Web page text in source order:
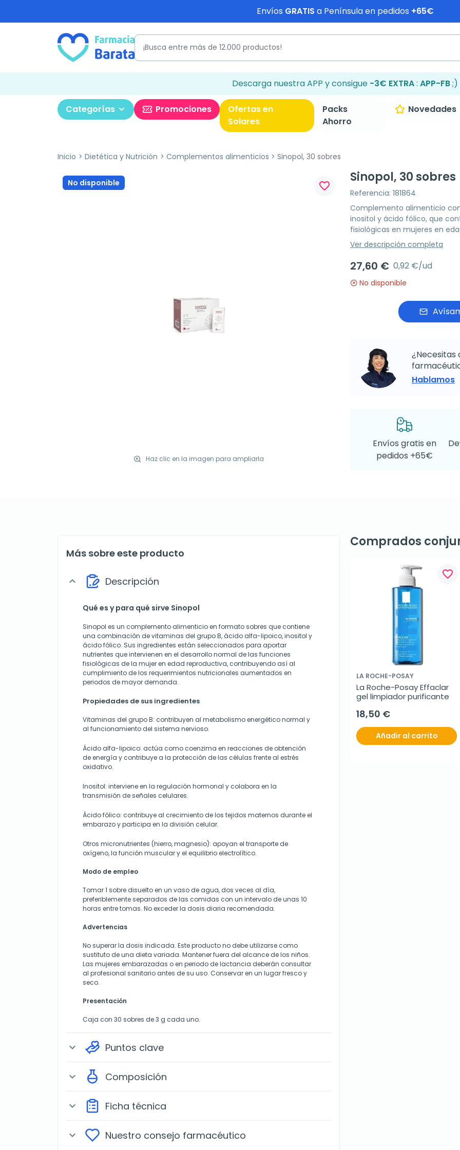
Envíos GRATIS a Península en pedidos +65€
Descarga nuestra APP y consigue -3€ EXTRA: APP-FB;)
Categorías Promociones
Ofertas en
Solares
Packs
Ahorro
Novedades
Inicio Dietética y Nutrición Complementos alimenticios Sinopol, 30 sobres
No disponible
Haz clic en la imagen para ampliarla
favorite_border
Sinopol, 30 sobres
Referencia: 181864
Complemento alimenticio
inositol y ácido fólico, que
fisiológicas en mujeres en
Ver descripción completa
27,60 € 0,92 €/ud
No disponible
¿Necesitas
Hablamos
Envíos gratis en
pedidos +65€
Más sobre este producto
expand_more Descripción
Qué es y para qué sirve Sinopol
Sinopol es un complemento alimenticio en formato sobres que contiene
una combinación de vitaminas del grupo B, ácido alfa-lipoico, inositol y
ácido fólico. Sus ingredientes están seleccionados para aportar
nutrientes que intervienen en el desarrollo normal de las funciones
fisiológicas de la mujer en edad reproductiva, contribuyendo así al
cumplimiento de los requerimientos nutricionales aumentados en
periodos de mayor demanda.
Propiedades de sus ingredientes
Vitaminas del grupo B: contribuyen al metabolismo energético normal y
al funcionamiento del sistema nervioso.
Ácido alfa-lipoico: actúa como coenzima en reacciones de obtención
de energía y contribuye a la protección de las células frente al estrés
oxidativo.
Inositol: interviene en la regulación hormonal y colabora en la
transmisión de señales celulares.
Ácido fólico: contribuye al crecimiento de los tejidos maternos durante el
embarazo y participa en la división celular.
Otros micronutrientes (hierro, magnesio): apoyan el transporte de
oxígeno, la función muscular y el equilibrio electrolítico.
Modo de empleo
Tomar 1 sobre disuelto en un vaso de agua, dos veces al día,
preferiblemente separados de las comidas con un intervalo de unas 10
horas entre tomas. No exceder la dosis diaria recomendada.
Advertencias
No superar la dosis indicada. Este producto no debe utilizarse como
sustituto de una dieta variada. Mantener fuera del alcance de los niños.
Las mujeres embarazadas o en periodo de lactancia deberán consultar
al profesional sanitario antes de su uso. Conservar en un lugar fresco y
seco.
Presentación
Caja con 30 sobres de 3 g cada uno.
expand_more Puntos clave
expand_more Composición
expand_more Ficha técnica
expand_more Nuestro consejo farmacéutico
Comprados
favorite_border
LA ROCHE-POSAY
La Roche-Posay Effaclar
gel limpiador purificante
18,50 €
Añadir al carrito